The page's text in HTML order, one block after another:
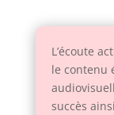
L’écoute
le contenu
succès